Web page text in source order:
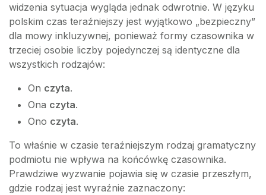
widzenia sytuacja wygląda jednak odwrotnie. W języku
polskim czas teraźniejszy jest wyjątkowo „bezpieczny”
dla mowy inkluzywnej, ponieważ formy czasownika w
trzeciej osobie liczby pojedynczej są identyczne dla
wszystkich rodzajów:
On czyta.
Ona czyta.
Ono czyta.
To właśnie w czasie teraźniejszym rodzaj gramatyczny
podmiotu nie wpływa na końcówkę czasownika.
Prawdziwe wyzwanie pojawia się w czasie przeszłym,
gdzie rodzaj jest wyraźnie zaznaczony: